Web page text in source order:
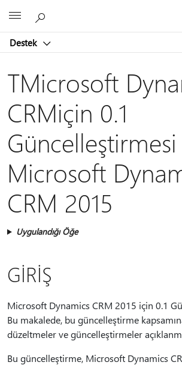
Destek
TMicrosoft
CRMiçin 0.1
Güncelleştirmesi
Microsoft
CRM 2015
Uygulandığı Öğe
GİRİŞ
Microsoft Dynamics CRM 2015 için 0.1
Bu makalede, bu güncelleştirme
düzeltmeler ve güncelleştirmeler
Bu güncelleştirme, Microsoft Dynamics